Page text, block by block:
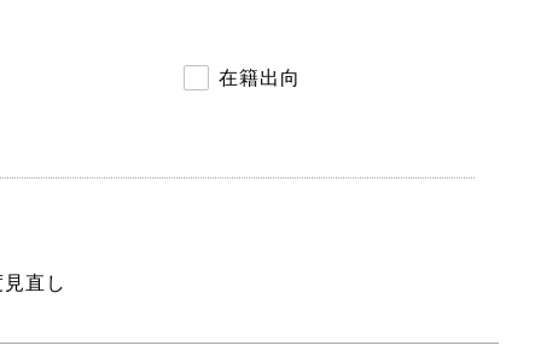
在籍出向
直し